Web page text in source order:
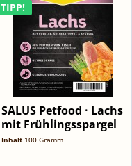
TIPP!
SALUS Petfood · Lachs
mit Frühlingsspargel
·...
Inhalt 100 Gramm